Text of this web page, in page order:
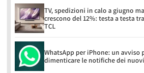
TV, spedizioni in calo a giugno
crescono del 12%: testa a testa
TCL
WhatsApp per iPhone: un avviso
dimenticare le notifiche dei